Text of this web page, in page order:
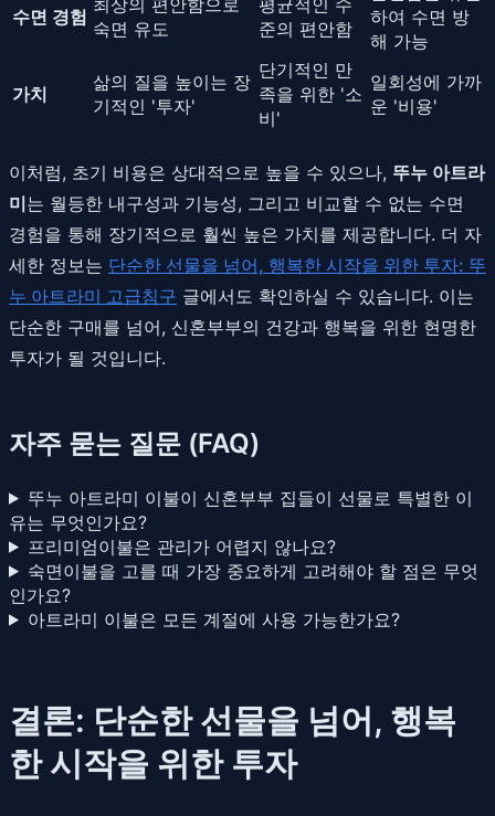
수면 경험
숙면 유도
준의 편안함
하여 수면 방
해 가능
가치
삶의 질을 높이는 장
기적인 '투자'
단기적인 만
족을 위한 '소
비'
일회성에 가까
운 '비용'
이처럼, 초기 비용은 상대적으로 높을 수 있으나, 뚜누 아트라
미는 월등한 내구성과 기능성, 그리고 비교할 수 없는 수면
경험을 통해 장기적으로 훨씬 높은 가치를 제공합니다. 더 자
세한 정보는 단순한 선물을 넘어, 행복한 시작을 위한 투자: 뚜
누 아트라미 고급침구 글에서도 확인하실 수 있습니다. 이는
단순한 구매를 넘어, 신혼부부의 건강과 행복을 위한 현명한
투자가 될 것입니다.
자주 묻는 질문 (FAQ)
뚜누 아트라미 이불이 신혼부부 집들이 선물로 특별한 이
유는 무엇인가요?
프리미엄이불은 관리가 어렵지 않나요?
숙면이불을 고를 때 가장 중요하게 고려해야 할 점은 무엇
인가요?
아트라미 이불은 모든 계절에 사용 가능한가요?
결론: 단순한 선물을 넘어, 행복
한 시작을 위한 투자